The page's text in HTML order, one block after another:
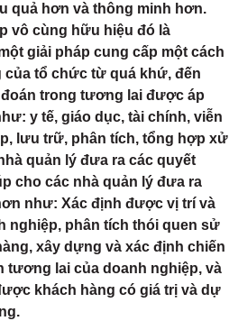
quả hơn và thông minh hơn.
vô cùng hữu hiệu đó là
giải pháp cung cấp một cách
của tổ chức từ quá khứ, đến
trong tương lai được áp
y tế, giáo dục, tài chính, viễn
lưu trữ, phân tích, tổng hợp xử
quản lý đưa ra các quyết
cho các nhà quản lý đưa ra
như: Xác định được vị trí và
nghiệp, phân tích thói quen sử
xây dựng và xác định chiến
tương lai của doanh nghiệp, và
khách hàng có giá trị và dự